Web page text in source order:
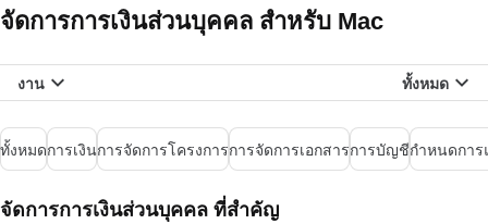
จัดการการเงินส่วนบุคคล สำหรับ Mac
งาน ทั้งหมด
ทั้งหมดการเงินการจัดการโครงการการจัดการเอกสารการบัญชีกำหนดกา
จัดการการเงินส่วนบุคคล ที่สำคัญ